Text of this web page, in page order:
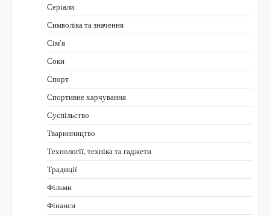
Серіали
Символіка та значення
Сім’я
Соки
Спорт
Спортивне харчування
Суспільство
Тваринництво
Технології, техніка та гаджети
Традиції
Фільми
Фінанси